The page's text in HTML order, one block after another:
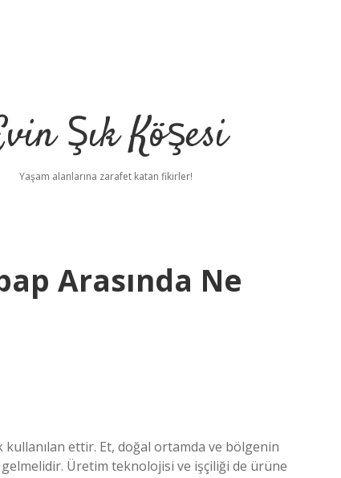
Şık Köşesi
Yaşam alanlarına zarafet katan fikirler!
Arasında Ne
kullanılan ettir. Et, doğal ortamda ve bölgenin
Üretim teknolojisi ve işçiliği de ürüne